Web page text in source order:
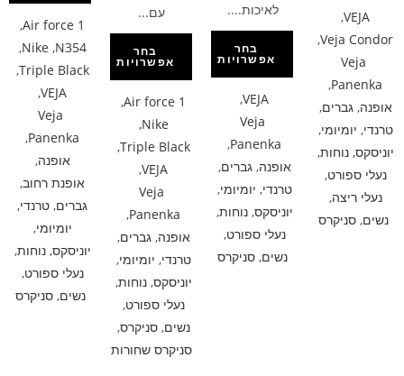
VEJA
,
Veja Condor
,
Veja
Panenka
,
אופנה,גברים,
טרנדי, יומיומי,
יוניסקס,נוחות,
נעלי ספורט,
נעלי ריצה,
נשים, סניקרס
לאיכות....
בחר
אפשרויות
VEJA
,
Veja
Panenka
,
אופנה,גברים,
טרנדי, יומיומי,
יוניסקס,נוחות,
נעלי ספורט,
נשים, סניקרס
עם...
בחר
אפשרויות
Air force 1
,
Nike
,
Triple Black
,
VEJA
,
Veja
Panenka
,
אופנה,גברים,
טרנדי, יומיומי,
יוניסקס,נוחות,
נעלי ספורט,
נשים,סניקרס,
סניקרס שחורות
Air force 1
,
N354
,
Nike
,
Triple Black
,
VEJA
,
Veja
Panenka
,
אופנה,
אופנת רחוב,
גברים, טרנדי,
יומיומי,
יוניסקס,נוחות,
נעלי ספורט,
נשים, סניקרס